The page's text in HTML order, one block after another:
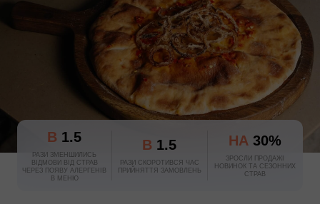
В 1.5
РАЗИ ЗМЕНШИЛИСЬ
ВІДМОВИ ВІД СТРАВ
ЧЕРЕЗ ПОЯВУ АЛЕРГЕНІВ
В МЕНЮ
В 1.5
РАЗИ СКОРОТИВСЯ ЧАС
ПРИЙНЯТТЯ ЗАМОВЛЕНЬ
НА 30%
ЗРОСЛИ ПРОДАЖІ
НОВИНОК ТА СЕЗОННИХ
СТРАВ